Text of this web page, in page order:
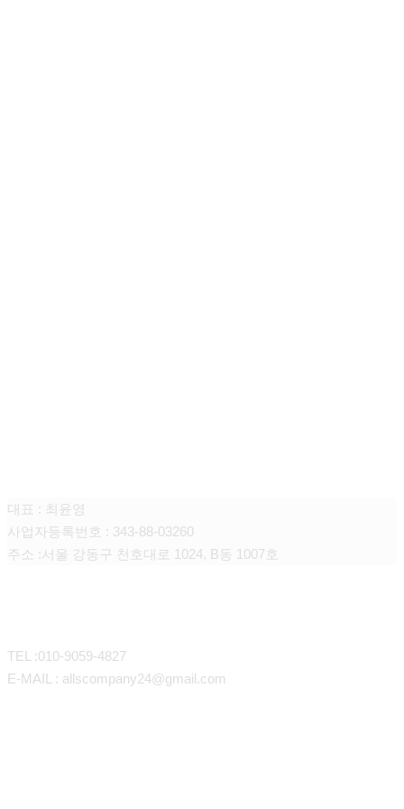
대표 : 최윤영
사업자등록번호 : 343-88-03260
주소 :서울 강동구 천호대로 1024, B 동 1007 호
TEL :010-9059-4827
E-MAIL : allscompany24@gmail.com